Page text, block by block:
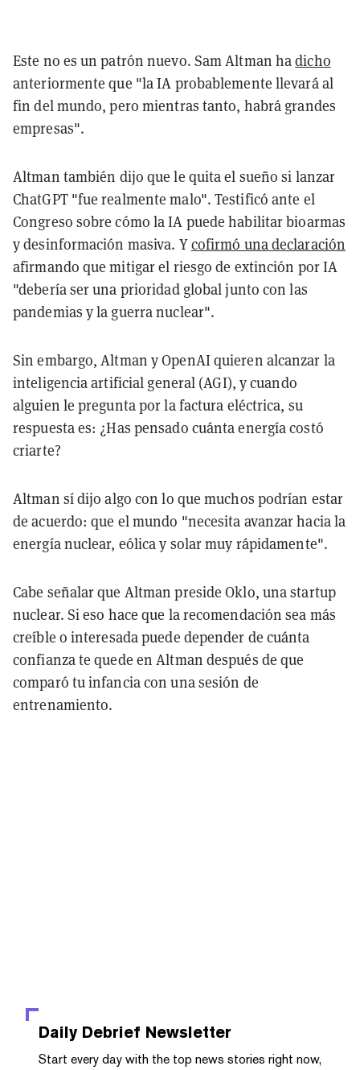
Este no es un patrón nuevo. Sam Altman hadicho
anteriormente que "la IA probablemente llevará al
fin del mundo, pero mientras tanto, habrá grandes
empresas".
Altman también dijo que le quita el sueño si lanzar
ChatGPT "fue realmente malo". Testificó ante el
Congreso sobre cómo la IA puede habilitar bioarmas
y desinformación masiva. Ycofirmó una declaración
afirmando que mitigar el riesgo de extinción por IA
"debería ser una prioridad global junto con las
pandemias y la guerra nuclear".
Sin embargo, Altman y OpenAI quieren alcanzar la
inteligencia artificial general (AGI), y cuando
alguien le pregunta por la factura eléctrica, su
respuesta es: ¿Has pensado cuánta energía costó
criarte?
Altman sí dijo algo con lo que muchos podrían estar
de acuerdo: que el mundo "necesita avanzar hacia la
energía nuclear, eólica y solar muy rápidamente".
Cabe señalar que Altman preside Oklo, una startup
nuclear. Si eso hace que la recomendación sea más
creíble o interesada puede depender de cuánta
confianza te quede en Altman después de que
comparó tu infancia con una sesión de
entrenamiento.
Daily Debrief Newsletter
Start every day with the top news stories right now,